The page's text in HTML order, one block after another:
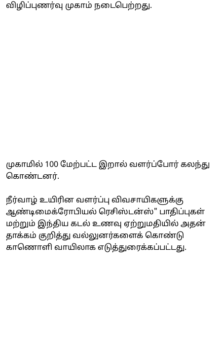
விழிப்புணர்வு முகாம் நடைபெற்றது.
முகாமில் 100 மேற்பட்ட இறால் வளர்ப்போர் கலந்து
கொண்டனர்.
நீர்வாழ் உயிரின வளர்ப்பு விவசாயிகளுக்கு
ஆண்டிமைக்ரோபியல் ரெசிஸ்டன்ஸ்" பாதிப்புகள்
மற்றும் இந்திய கடல் உணவு ஏற்றுமதியில் அதன்
தாக்கம் குறித்து வல்லுனர்களைக் கொண்டு
காணொளி வாயிலாக எடுத்துரைக்கப்பட்டது.